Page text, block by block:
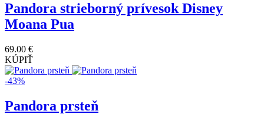
Pandora strieborný prívesok Disney
Moana Pua
69.00 €
KÚPIŤ
-43%
Pandora prsteň